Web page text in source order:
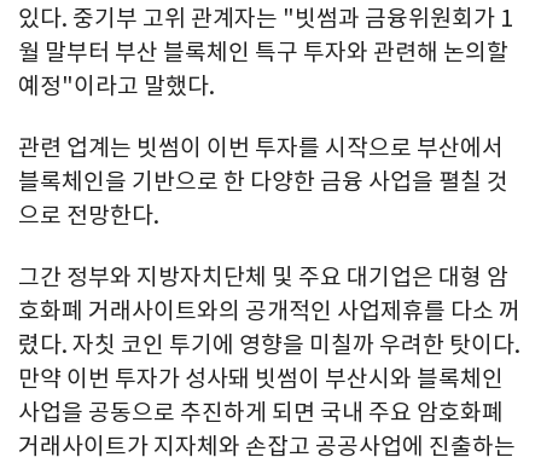
있다. 중기부 고위 관계자는 "빗썸과 금융위원회가 1
월 말부터 부산 블록체인 특구 투자와 관련해 논의할
예정"이라고 말했다.
관련 업계는 빗썸이 이번 투자를 시작으로 부산에서
블록체인을 기반으로 한 다양한 금융 사업을 펼칠 것
으로 전망한다.
그간 정부와 지방자치단체 및 주요 대기업은 대형 암
호화폐 거래사이트와의 공개적인 사업제휴를 다소 꺼
렸다. 자칫 코인 투기에 영향을 미칠까 우려한 탓이다.
만약 이번 투자가 성사돼 빗썸이 부산시와 블록체인
사업을 공동으로 추진하게 되면 국내 주요 암호화폐
거래사이트가 지자체와 손잡고 공공사업에 진출하는